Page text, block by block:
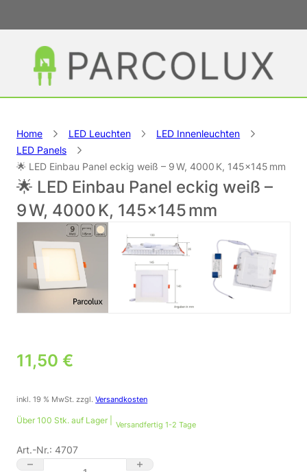
Home LED Leuchten
LED Innenleuchten
LED Panels
🌟 LED Einbau Panel eckig weiß – 9 W, 4000 K, 145×145 mm
🌟 LED Einbau Panel eckig weiß –
9 W, 4000 K, 145×145 mm
11,50 €
inkl. 19 % MwSt. zzgl.Versandkosten
Über 100 Stk. auf Lager | Versandfertig 1-2 Tage
Art.-Nr.: 4707
🌟 LED Einbau Panel eckig weiß – 9 W, 4000 K, 145×145 mm